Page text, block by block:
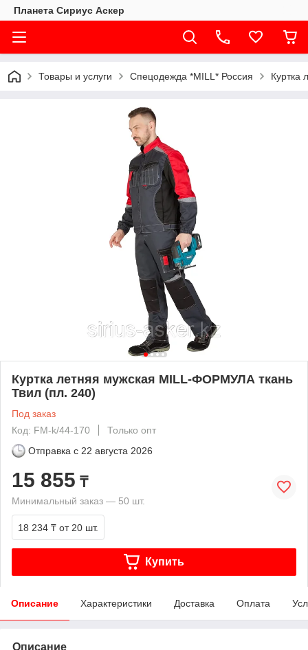
Планета Сириус Аскер
Товары и услуги Спецодежда *MILL* Россия Куртка
Куртка летняя мужская MILL-ФОРМУЛА ткань
Твил (пл. 240)
Под заказ
Код: FM-k/44-170
Только опт
Отправка с 22 августа 2026
15 855 ₸
Минимальный заказ — 50 шт.
18 234 ₸ от 20 шт.
Купить
Описание Характеристики Доставка Оплата
Описание